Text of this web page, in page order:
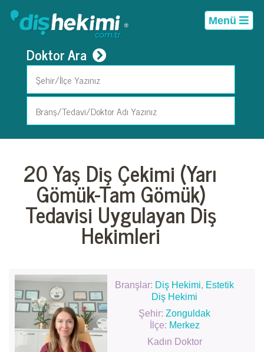
Menü
Doktor Ara
20 Yaş Diş Çekimi (Yarı
Gömük-Tam Gömük)
Tedavisi Uygulayan Diş
Hekimleri
Branşlar: Diş Hekimi, Estetik
Diş Hekimi
Şehir:Zonguldak
İlçe: Merkez
Kadın Doktor